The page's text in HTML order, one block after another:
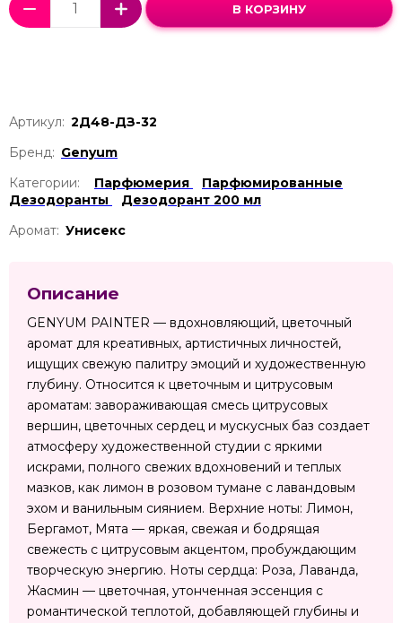
В КОРЗИНУ
Артикул: 2Д48-ДЗ-32
Бренд: Genyum
Категории:
Парфюмерия
Парфюмированные
Дезодоранты
Дезодорант 200 мл
Аромат: Унисекс
Описание
GENYUM PAINTER — вдохновляющий, цветочный
аромат для креативных, артистичных личностей,
ищущих свежую палитру эмоций и художественную
глубину. Относится к цветочным и цитрусовым
ароматам: завораживающая смесь цитрусовых
вершин, цветочных сердец и мускусных баз создает
атмосферу художественной студии с яркими
искрами, полного свежих вдохновений и теплых
мазков, как лимон в розовом тумане с лавандовым
эхом и ванильным сиянием. Верхние ноты: Лимон,
Бергамот, Мята — яркая, свежая и бодрящая
свежесть с цитрусовым акцентом, пробуждающим
творческую энергию. Ноты сердца: Роза, Лаванда,
Жасмин — цветочная, утонченная эссенция с
романтической теплотой, добавляющей глубины и